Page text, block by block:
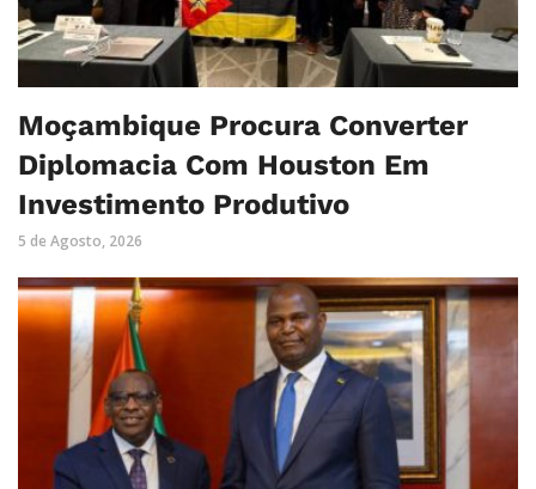
Moçambique Procura Converter
Diplomacia Com Houston Em
Investimento Produtivo
5 de Agosto, 2026